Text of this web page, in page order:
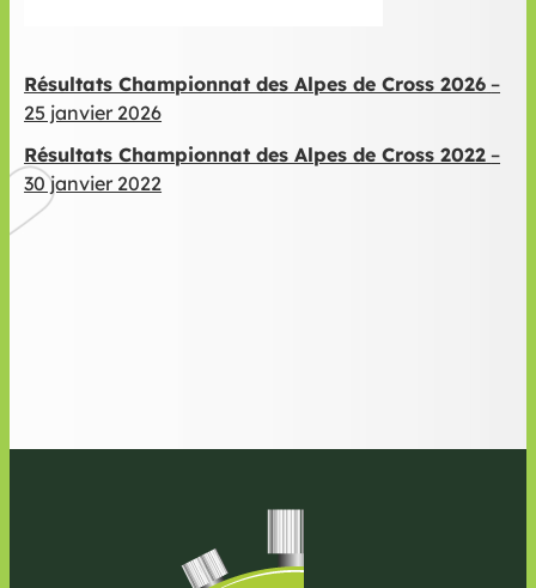
Résultats Championnat des Alpes de Cross 2026 –
25 janvier 2026
Résultats Championnat des Alpes de Cross 2022 –
30 janvier 2022